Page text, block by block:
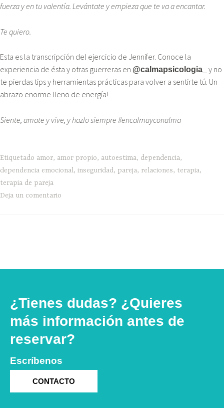
fuerza y en tu valentía. Levántate y empieza que te va a encantar.
Te quiero.
Esta es la transcripción del ejercicio de Jennifer. Conoce la
experiencia de ésta y otras guerreras en @calmapsicologia_
y no
te pierdas tips y herramientas prácticas para volver a sentirte tú. Un
abrazo enorme lleno de energía!
Siente, amate y vive, y hazlo siempre #encalmayconalma
Etiquetado amor, amor propio, autoestima, dependencia,
dependencia emocional, inseguridad, pareja, relaciones, terapia,
terapia de pareja
Deja un comentario
¿Tienes dudas? ¿Quieres
más información antes de
reservar?
Escríbenos
CONTACTO